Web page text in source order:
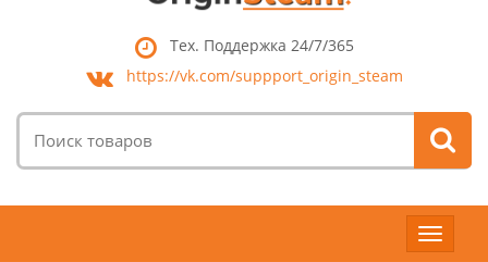
Тех. Поддержка 24/7/365
https://vk.com/suppport_origin_steam
товаров:
Toggle